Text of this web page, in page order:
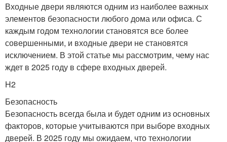
Входные двери являются одним из наиболее важных
элементов безопасности любого дома или офиса. С
каждым годом технологии становятся все более
совершенными, и входные двери не становятся
исключением. В этой статье мы рассмотрим, чему нас
ждет в 2025 году в сфере входных дверей.
H2
Безопасность
Безопасность всегда была и будет одним из основных
факторов, которые учитываются при выборе входных
дверей. В 2025 году мы ожидаем, что технологии